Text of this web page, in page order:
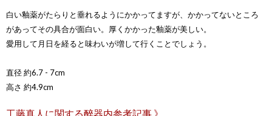
白い釉薬がたらりと垂れるようにかかってますが、かかってないところ
があってその具合が面白い。厚くかかった釉薬が美しい。
愛用して月日を経ると味わいが増して行くことでしょう。
直径 約6.7 - 7cm
高さ 約4.9cm
工藤真人に関する醉器内参考記事 》